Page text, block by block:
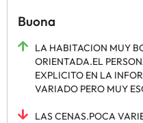
Buona
LA HABITACION MUY
ORIENTADA.EL
EXPLICITO EN LA
VARIADO PERO MUY
LAS CENAS.POCA